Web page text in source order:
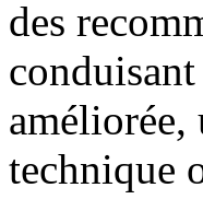
des
améliorée,
technique